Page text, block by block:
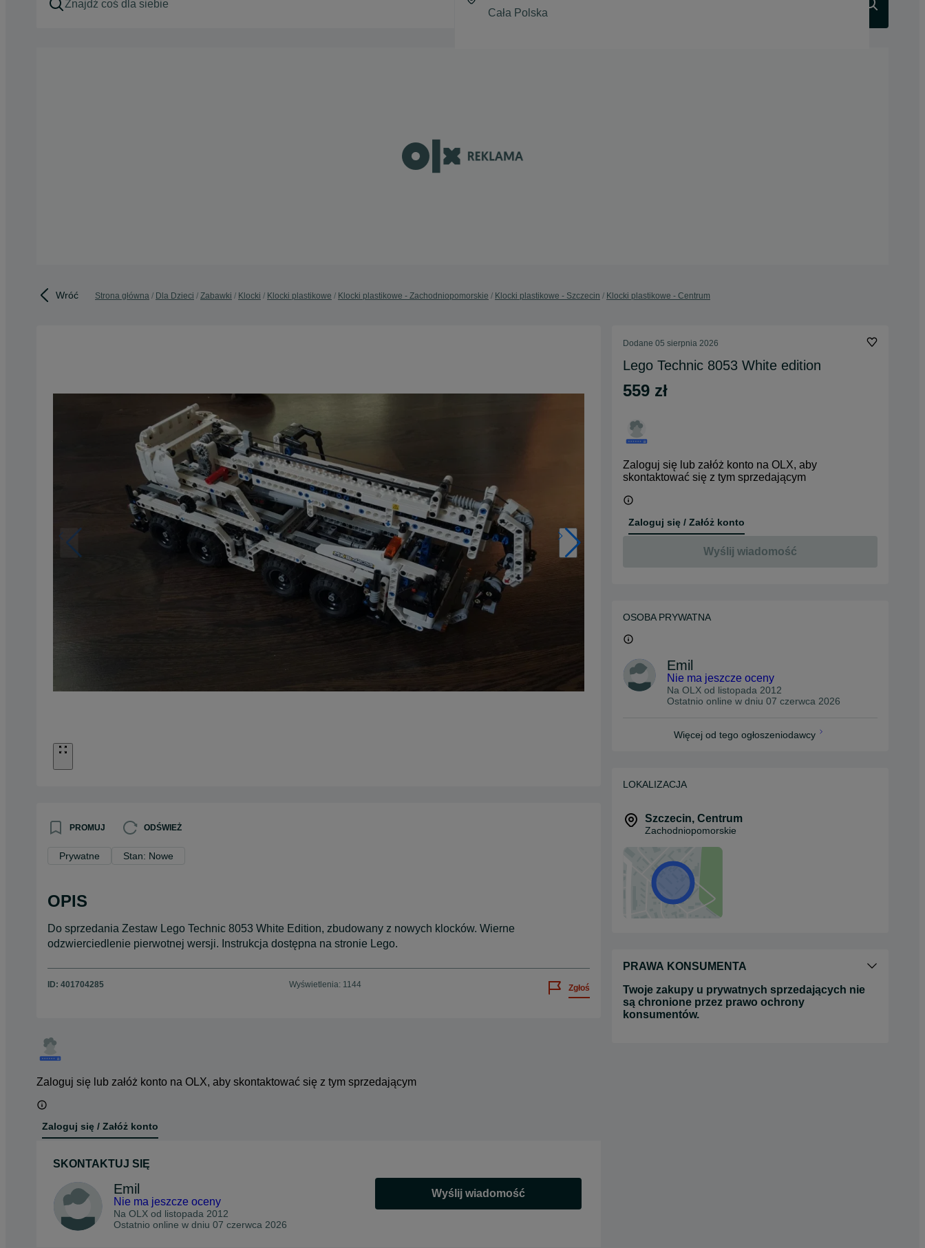
Wróć Strona główna Dla Dzieci Zabawki Klocki Klocki plastikowe Klocki plastikowe - Zachodniopomorskie Klocki plastikowe - Szczecin Klocki plastikowe - Centrum
PROMUJ ODŚWIEŻ
Prywatne Stan: Nowe
OPIS
Do sprzedania Zestaw Lego Technic 8053 White Edition, zbudowany z nowych klocków. Wierne
odzwierciedlenie pierwotnej wersji. Instrukcja dostępna na stronie Lego.
ID: 401704285 Wyświetlenia: 1144 Zgłoś
Zaloguj się lub załóż konto na OLX, aby skontaktować się z tym sprzedającym
Zaloguj się / Załóż konto
SKONTAKTUJ SIĘ
Emil
Nie ma jeszcze oceny
Na OLX od listopada 2012
Ostatnio online w dniu 07 czerwca 2026
Wyślij wiadomość
Dodane 05 sierpnia 2026
Lego Technic 8053 White edition
559 zł
Zaloguj się lub załóż konto na OLX, aby
skontaktować się z tym sprzedającym
Zaloguj się / Załóż konto
Wyślij wiadomość
OSOBA PRYWATNA
Emil
Nie ma jeszcze oceny
Na OLX od listopada 2012
Ostatnio online w dniu 07 czerwca 2026
Więcej od tego ogłoszeniodawcy
LOKALIZACJA
Szczecin, Centrum
Zachodniopomorskie
PRAWA KONSUMENTA
Twoje zakupy u prywatnych sprzedających nie
są chronione przez prawo ochrony
konsumentów.